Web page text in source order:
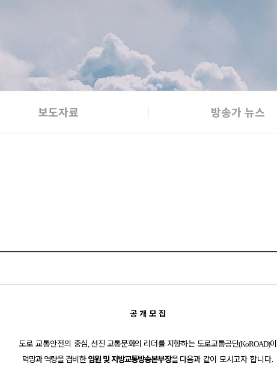
보도자료 방송가 뉴스
공 개 모 집
도로 교통안전의 중심, 선진 교통문화의 리더를 지향하는 도로교통공단(KoROAD)이
덕망과 역량을 겸비한임원 및 지방교통방송본부장을다음과 같이 모시고자 합니다.